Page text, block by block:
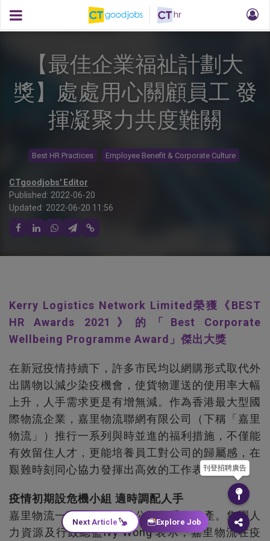
【最佳企業福祉計劃大
獎】處處用心關顧員工 發
揮凝聚力共度難關
Best HR Practices Employee Benefit & Corporate Culture
CTgoodjobs' Editor
Published: 2022-06-20
Updated: 2022-06-20 11:56
Kerry Logistics Network Limited榮獲《BEST
HR Awards 2021》的「Best Corporate
Wellbeing Programme Award」傑出大獎
在新冠疫情持續下，許多市民均以網購形式取代外
出購物以減少染疫機會，使貨物運送的使用率大幅
上升，人手需求更是有增無減。作為香港最大型國
際物流企業，嘉里物流聯網有限公司（下稱「嘉里
物流」）推行一系列與時並進的福利措施，不僅能
有效留住人才，更能培養員工對公司的歸屬感，在
艱難時刻同心協力發揮出高效的工作表現。
疫情初期設危機小組 適時調配人手
嘉里物流一直深信員工是公司的重要資產。集團人
力資源及行政總監Ivy Wong 表示，嘉里物流在疫
刊登招聘廣告
Next Article Explore Job